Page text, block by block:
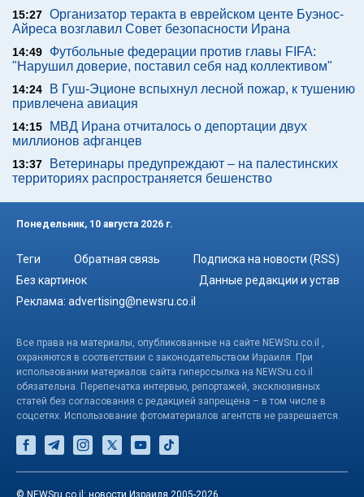
15:27 Организатор теракта в еврейском центе Буэнос-
Айреса возглавил Совет безопасности Ирана
14:49
Футбольные федерации против главы FIFA:
"Нарушил доверие, поставил себя над коллективом"
14:24
В Гуш-Эционе вспыхнул лесной пожар, к тушению
привлечена авиация
14:15
МВД Ирана отчиталось о депортации двух
миллионов афганцев
13:37
Ветеринары предупреждают – на палестинских
территориях распространяется бешенство
Понедельник, 10 августа 2026 г.
Теги Обратная связь
Подписка на новости (RSS)
Без картинок
Данные редакции и устав
Реклама: advertising@newsru.co.il
Все права на материалы, опубликованные на сайте NEWSru.co.il ,
охраняются в соответствии с законодательством Израиля. При
использовании материалов сайта гиперссылка на NEWSru.co.il
обязательна. Перепечатка интервью, репортажей, эксклюзивных
статей без согласования с редакцией запрещена – в том числе в
соцсетях. Использование фотоматериалов агентств не разрешается.
© NEWSru.co.il: новости Израиля 2005-2026